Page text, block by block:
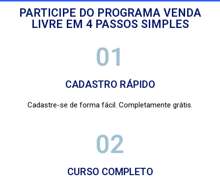
PARTICIPE DO PROGRAMA VENDA
LIVRE EM 4 PASSOS SIMPLES
01
CADASTRO RÁPIDO
Cadastre-se de forma fácil. Completamente grátis.
02
CURSO COMPLETO